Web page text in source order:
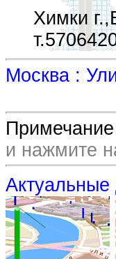
Химки
Москва :
и нажмите